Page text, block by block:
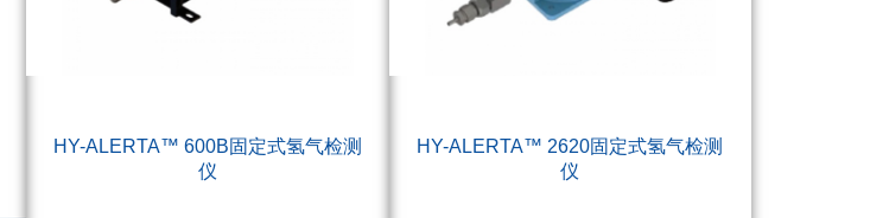
HY-ALERTA™ 600B固定式氢气检测
仪
HY-ALERTA™ 2620固定式氢气检测
仪